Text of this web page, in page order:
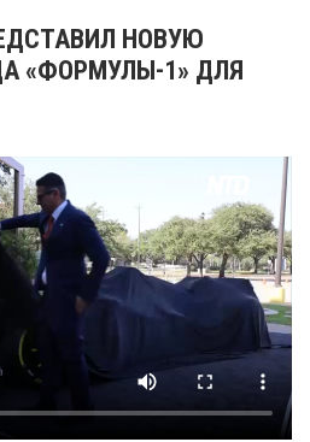
НОВУЮ
«ФОРМУЛЫ-1» ДЛЯ